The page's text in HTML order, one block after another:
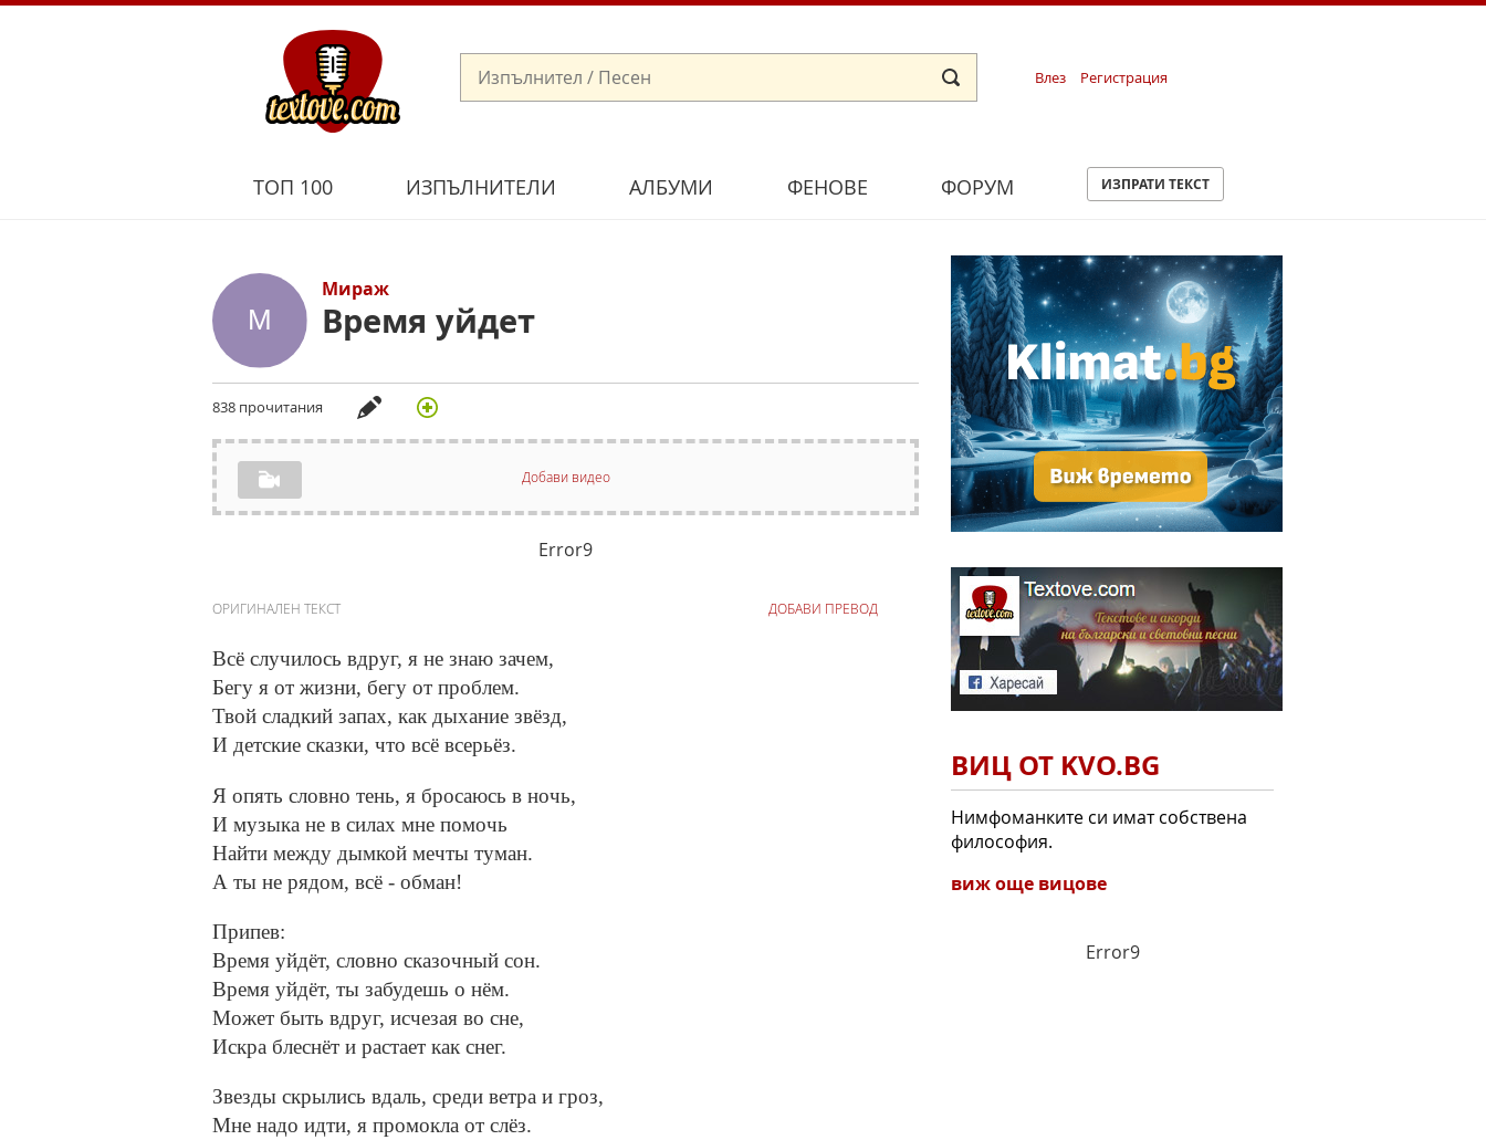
Влез Регистрация
ТОП 100 ИЗПЪЛНИТЕЛИ АЛБУМИ ФЕНОВЕ ФОРУМ ИЗПРАТИ ТЕКСТ
Мираж
Время уйдет
838 прочитания
Добави видео
Error9
ОРИГИНАЛЕН ТЕКСТ
Всё случилось вдруг, я не знаю зачем,
Бегу я от жизни, бегу от проблем.
Твой сладкий запах, как дыхание звёзд,
И детские сказки, что всё всерьёз.
Я опять словно тень, я бросаюсь в ночь,
И музыка не в силах мне помочь
Найти между дымкой мечты туман.
А ты не рядом, всё - обман!
Припев:
Время уйдёт, словно сказочный сон.
Время уйдёт, ты забудешь о нём.
Может быть вдруг, исчезая во сне,
Искра блеснёт и растает как снег.
Звезды скрылись вдаль, среди ветра и гроз,
Мне надо идти, я промокла от слёз.
ДОБАВИ ПРЕВОД
ВИЦ ОТ KVO.BG
Нимфоманките си имат собствена
философия.
виж още вицове
Error9